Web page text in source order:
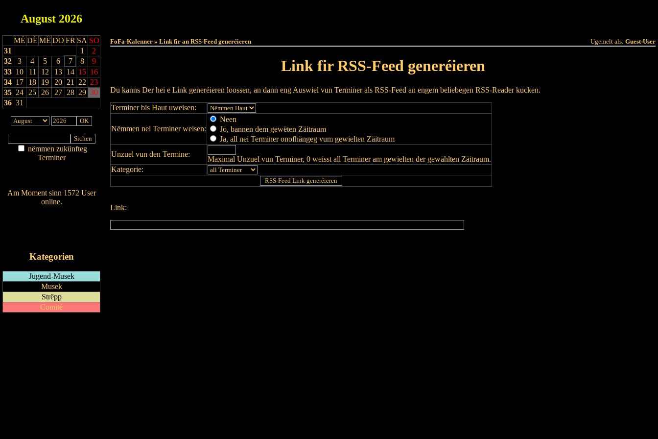
August 2026
MÉ DË MË DO FR SA SO
31
1
2
32
3 4 5 6 7 8
9
33 10 11 12 13 14 15 16
34 17 18 19 20 21 22 23
35 24 25 26 27 28 29 30
36 31
nëmmen zukünfteg
Terminer
Am Moment sinn 1572 User
online.
Kategorien
Jugend-Musek
Musek
Strëpp
Comité
FoFa-Kalenner » Link fir an RSS-Feed generéieren Ugemelt als: Guest-User
Link fir RSS-Feed generéieren
Du kanns Der hei e Link generéieren loossen, an dann eng Auswiel vun Terminer als RSS-Feed an engem beliebegen RSS-Reader kucken.
Terminer bis Haut uweisen:
Nëmmen nei Terminer weisen:
Neen
Jo, bannen dem gewëten Zäitraum
Ja, all nei Terminer onofhängeg vum gewielten Zäitraum
Unzuel vun den Termine:
Maximal Unzuel vun Terminer, 0 weisst all Terminer am gewielten der gewählten Zäitraum.
Kategorie:
Link: